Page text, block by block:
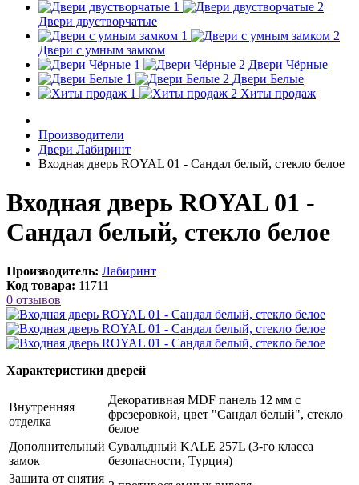
Двери двустворчатые
Двери с умным замком
Двери Чёрные
Двери Белые
Хиты продаж
Производители
Двери Лабиринт
Входная дверь ROYAL 01 - Сандал белый, стекло белое
Входная дверь ROYAL 01 -
Сандал белый, стекло белое
Производитель: Лабиринт
Код товара: 11711
0 отзывов
Характеристики дверей
Внутренняя
отделка
Декоративная MDF панель 12 мм с
фрезеровкой, цвет "Сандал белый", стекло
белое
Дополнительный
замок
Сувальдный KALE 257L (3-го класса
безопасности, Турция)
Защита от снятия